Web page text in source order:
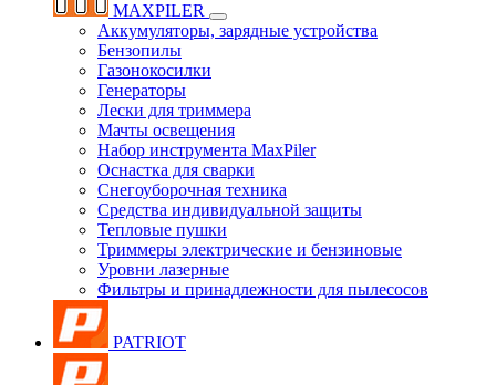
MAXPILER
Аккумуляторы, зарядные устройства
Бензопилы
Газонокосилки
Генераторы
Лески для триммера
Мачты освещения
Набор инструмента MaxPiler
Оснастка для сварки
Снегоуборочная техника
Средства индивидуальной защиты
Тепловые пушки
Триммеры электрические и бензиновые
Уровни лазерные
Фильтры и принадлежности для пылесосов
PATRIOT